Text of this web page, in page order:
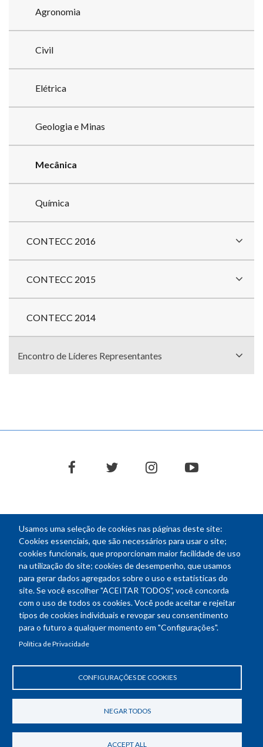
Usamos uma seleção de cookies nas páginas deste site:
Cookies essenciais, que são necessários para usar o site;
cookies funcionais, que proporcionam maior facilidade de uso
na utilização do site; cookies de desempenho, que usamos
para gerar dados agregados sobre o uso e estatísticas do
site. Se você escolher "ACEITAR TODOS", você concorda
com o uso de todos os cookies. Você pode aceitar e rejeitar
tipos de cookies individuais e revogar seu consentimento
para o futuro a qualquer momento em "Configurações".
Política de Privacidade
CONFIGURAÇÕES DE COOKIES
NEGAR TODOS
ACCEPT ALL
Agronomia
Civil
Elétrica
Geologia e Minas
Mecânica
Química
CONTECC 2016
CONTECC 2015
CONTECC 2014
Encontro de Líderes Representantes
facebooktwitter instagramyoutube
NEWSLETTER
Endereço: SEPN 508, Bloco A
70740-541 - Brasília-DF
Horário de funcionamento: das 8h30 às 18h30
Política de Privacidade
Revogar consentimento de cookies